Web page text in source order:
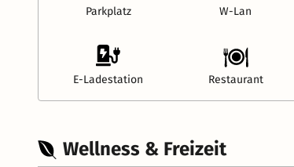
Parkplatz W-Lan
E-Ladestation Restaurant
Wellness & Freizeit